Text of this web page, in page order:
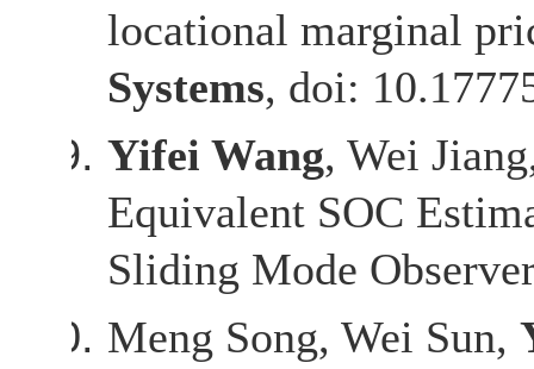
locational marginal
Systems, doi:
Yifei Wang, Wei
Equivalent SOC
Sliding Mode
Meng Song, Wei Sun,